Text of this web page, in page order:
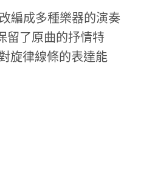
編成多種樂器的演奏
留了原曲的抒情特
旋律線條的表達能